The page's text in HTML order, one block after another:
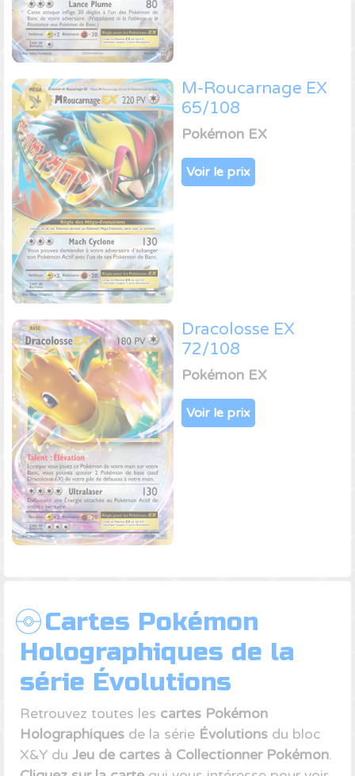
M-Roucarnage EX
65/108
Pokémon EX
Voir le prix
Dracolosse EX
72/108
Pokémon EX
Voir le prix
Cartes Pokémon
Holographiques de la
série Évolutions
Retrouvez toutes les cartes Pokémon
Holographiques de la série Évolutions du bloc
X&Y du Jeu de cartes à Collectionner Pokémon.